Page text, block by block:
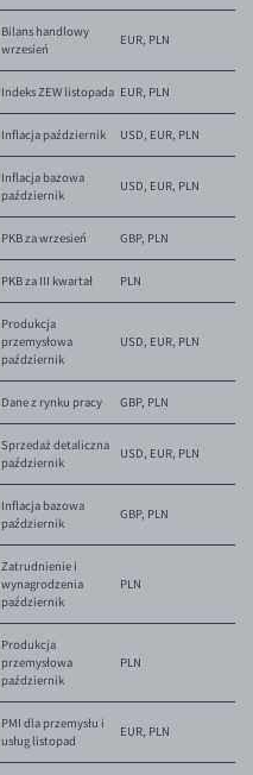
Bilans handlowy
wrzesień
EUR, PLN
Indeks ZEW listopada EUR, PLN
Inflacja październik USD, EUR, PLN
Inflacja bazowa
październik
USD, EUR, PLN
PKB za wrzesień GBP, PLN
PKB za III kwartał PLN
Produkcja
przemysłowa
październik
USD, EUR, PLN
Dane z rynku pracy GBP, PLN
Sprzedaż detaliczna
październik
USD, EUR, PLN
Inflacja bazowa
październik
GBP, PLN
Zatrudnienie i
wynagrodzenia
październik
PLN
Produkcja
przemysłowa
październik
PLN
PMI dla przemysłu i
usług listopad
EUR, PLN